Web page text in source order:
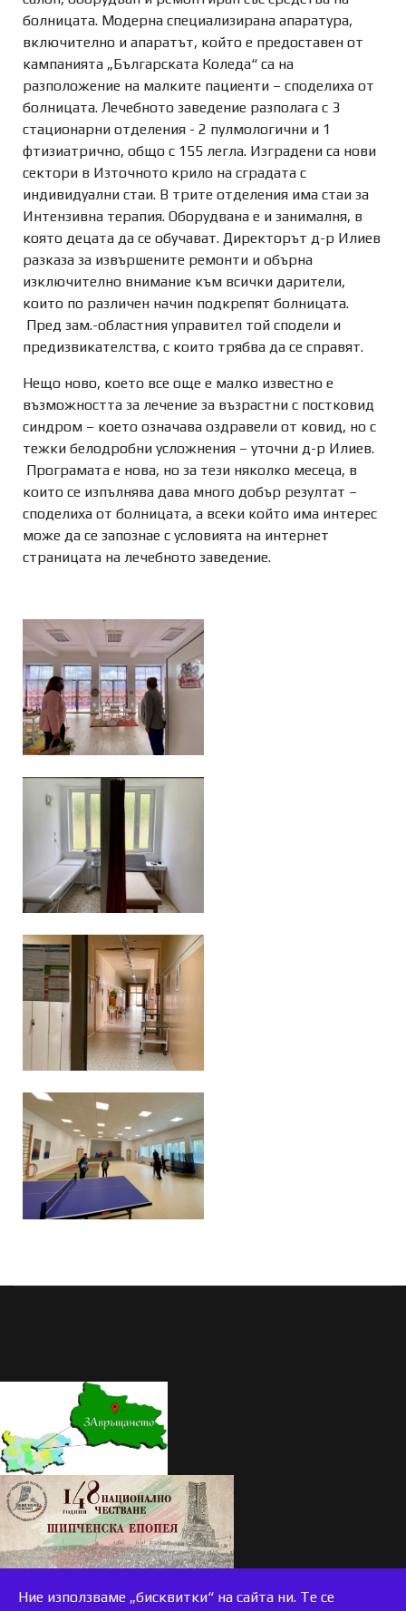
болницата. Модерна специализирана апаратура,
включително и апаратът, който е предоставен от
кампанията „Българската Коледа“ са на
разположение на малките пациенти – споделиха от
болницата. Лечебното заведение разполага с 3
стационарни отделения - 2 пулмологични и 1
фтизиатрично, общо с 155 легла. Изградени са нови
сектори в Източното крило на сградата с
индивидуални стаи. В трите отделения има стаи за
Интензивна терапия. Оборудвана е и занималня, в
която децата да се обучават. Директорът д-р Илиев
разказа за извършените ремонти и обърна
изключително внимание към всички дарители,
които по различен начин подкрепят болницата.
Пред зам.-областния управител той сподели и
предизвикателства, с които трябва да се справят.
Нещо ново, което все още е малко известно е
възможността за лечение за възрастни с постковид
синдром – което означава оздравели от ковид, но с
тежки белодробни усложнения – уточни д-р Илиев.
Програмата е нова, но за тези няколко месеца, в
които се изпълнява дава много добър резултат –
споделиха от болницата, а всеки който има интерес
може да се запознае с условията на интернет
страницата на лечебното заведение.
Ние използваме „бисквитки“ на сайта ни. Те се